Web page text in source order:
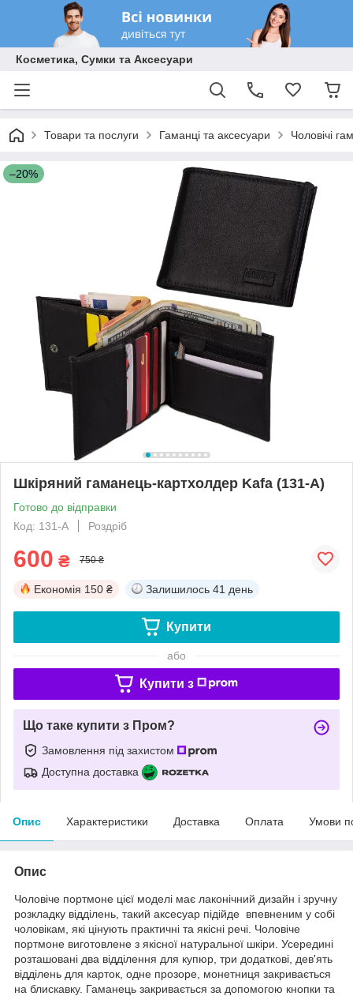
Косметика, Сумки та Аксесуари
Товари та послуги Гаманці та аксесуари Чоловічі
–20%
Шкіряний гаманець-картхолдер Kafa (131-A)
Готово до відправки
Код: 131-A
Роздріб
600 ₴ 750 ₴
Економія 150 ₴ Залишилось 41 день
Купити
або
Купити з
Що таке купити з Пром?
Замовлення під захистом
Доступна доставка
Опис Характеристики Доставка Оплата Умови
Опис
Чоловіче портмоне цієї моделі має лаконічний дизайн і зручну
розкладку відділень, такий аксесуар підійде впевненим у собі
чоловікам, які цінують практичні та якісні речі. Чоловіче
портмоне виготовлене з якісної натуральної шкіри. Усередині
розташовані два відділення для купюр, три додаткові, дев'ять
відділень для карток, одне прозоре, монетниця закривається
на блискавку. Гаманець закривається за допомогою кнопки та